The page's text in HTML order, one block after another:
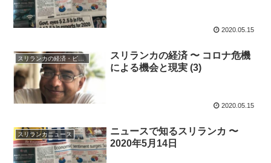
2020.05.15
スリランカの経済 〜 コロナ危機
による機会と現実 (3)
2020.05.15
スリランカニュース
ニュースで知るスリランカ 〜
2020年5月14日